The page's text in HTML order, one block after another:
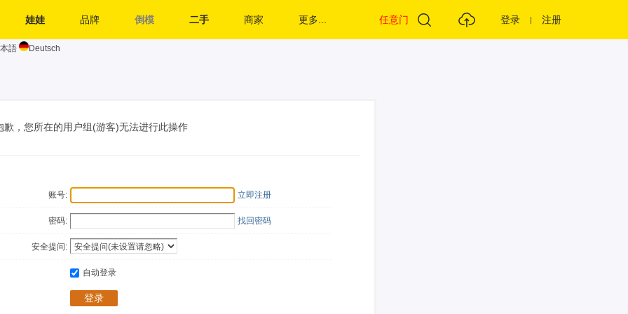
娃娃 品牌 倒模 二手 商家 更多... 任意门 登录 注册
語 Deutsch
歉，您所在的用户组(游客)无法进行此操作
账号: 立即注册
密码: 找回密码
安全提问:
自动登录
登录